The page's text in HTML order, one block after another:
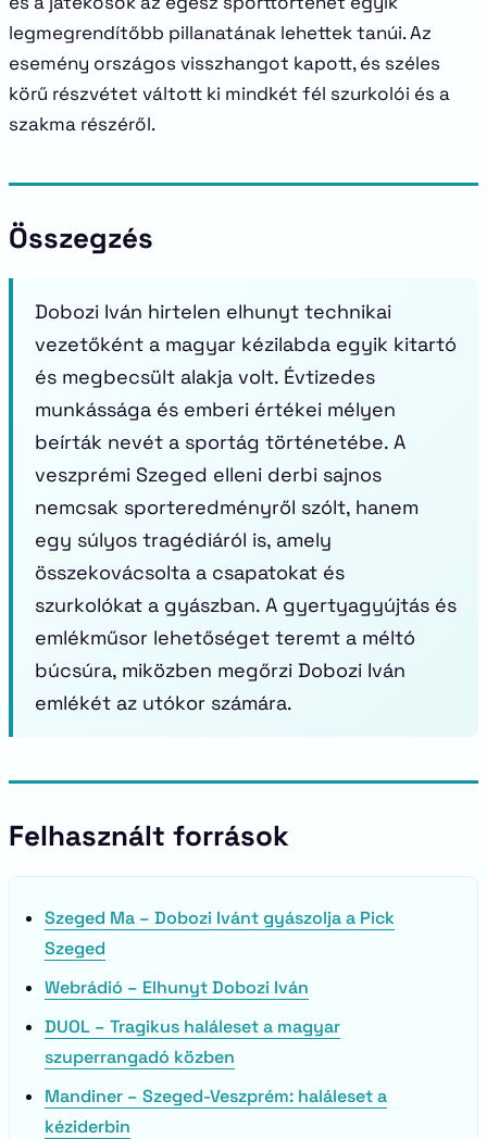
legmegrendítőbb pillanatának lehettek tanúi. Az
esemény országos visszhangot kapott, és széles
körű részvétet váltott ki mindkét fél szurkolói és a
szakma részéről.
Összegzés
Dobozi Iván hirtelen elhunyt technikai
vezetőként a magyar kézilabda egyik kitartó
és megbecsült alakja volt. Évtizedes
munkássága és emberi értékei mélyen
beírták nevét a sportág történetébe. A
veszprémi Szeged elleni derbi sajnos
nemcsak sporteredményről szólt, hanem
egy súlyos tragédiáról is, amely
összekovácsolta a csapatokat és
szurkolókat a gyászban. A gyertyagyújtás és
emlékműsor lehetőséget teremt a méltó
búcsúra, miközben megőrzi Dobozi Iván
emlékét az utókor számára.
Felhasznált források
Szeged Ma – Dobozi Ivánt gyászolja a Pick
Szeged
Webrádió – Elhunyt Dobozi Iván
DUOL – Tragikus haláleset a magyar
szuperrangadó közben
Mandiner – Szeged-Veszprém: haláleset a
kéziderbin